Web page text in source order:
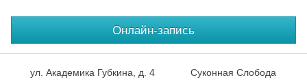
Онлайн-запись
ул. Академика Губкина, д. 4 Суконная Слобода